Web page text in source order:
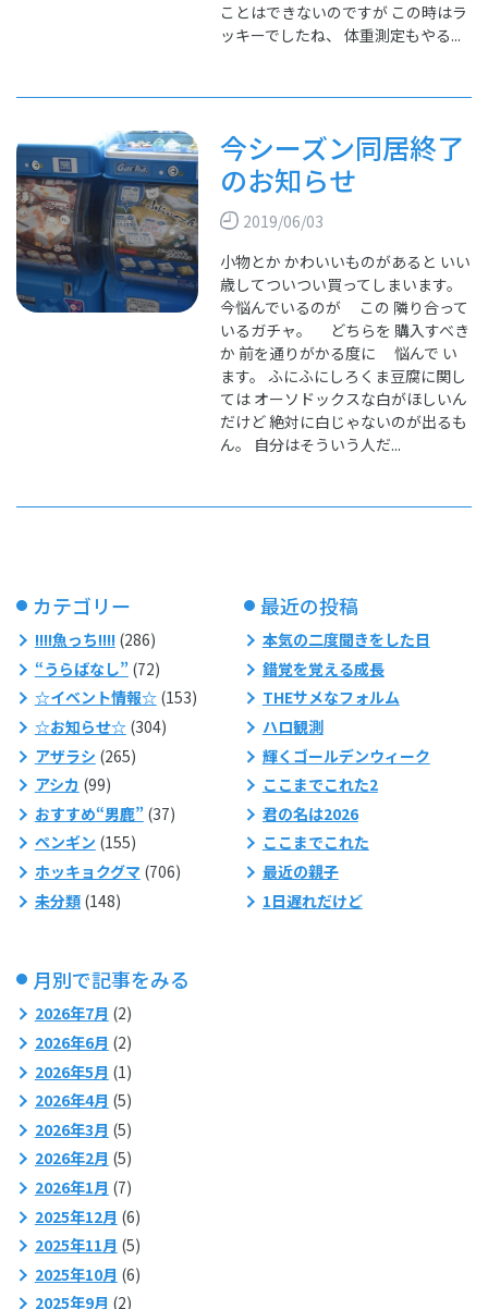
ことはできないのですが この時はラ
ッキーでしたね、 体重測定もやる...
今シーズン同居終了
のお知らせ
2019/06/03
小物とか かわいいものがあると いい
歳してついつい買ってしまいます。
今悩んでいるのが この 隣り合って
いるガチャ。 どちらを 購入すべき
か 前を通りがかる度に 悩んで い
ます。 ふにふにしろくま豆腐に関し
ては オーソドックスな白がほしいん
だけど 絶対に白じゃないのが出るも
ん。 自分はそういう人だ...
カテゴリー
!!!!魚っち!!!!(286)
“うらばなし”(72)
☆イベント情報☆(153)
☆お知らせ☆(304)
アザラシ (265)
アシカ (99)
おすすめ“男鹿”(37)
ペンギン (155)
ホッキョクグマ (706)
未分類(148)
最近の投稿
本気の二度聞きをした日
錯覚を覚える成長
THEサメなフォルム
ハロ観測
輝くゴールデンウィーク
ここまでこれた2
君の名は2026
ここまでこれた
最近の親子
1日遅れだけど
月別で記事をみる
2026年7月 (2)
2026年6月 (2)
2026年5月 (1)
2026年4月 (5)
2026年3月 (5)
2026年2月 (5)
2026年1月 (7)
2025年12月 (6)
2025年11月 (5)
2025年10月 (6)
2025年9月 (2)